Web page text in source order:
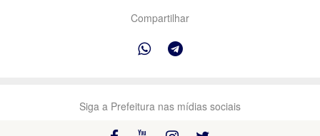
Compartilhar
Siga a Prefeitura nas mídias sociais